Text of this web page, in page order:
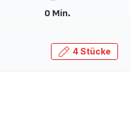
0 Min.
4 Stücke